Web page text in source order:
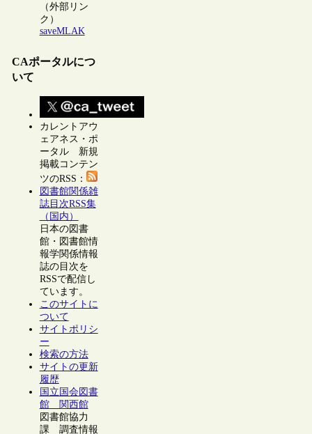
（外部リン
ク）
saveMLAK
CAポータルにつ
いて
カレントアウ
ェアネス・ポ
ータル 新規
掲載コンテン
ツのRSS：
図書館関係雑
誌目次RSS集
（国内）
日本の図書
館・図書館情
報学関係情報
誌の目次を
RSSで配信し
ています。
このサイトに
ついて
サイトポリシ
ー
検索の方法
サイトの更新
履歴
国立国会図書
館 関西館
図書館協力
課 調査情報